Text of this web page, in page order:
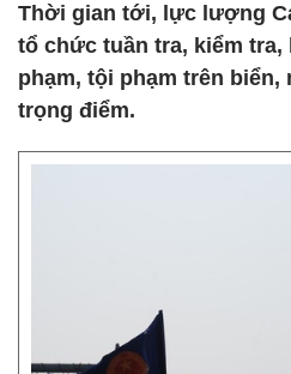
Thời gian tới, lực lượng
tổ chức tuần tra, kiểm tra,
phạm, tội phạm trên biển,
trọng điểm.